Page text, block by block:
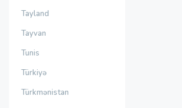
Tayland
Tayvan
Tunis
Türkiyə
Türkmənistan